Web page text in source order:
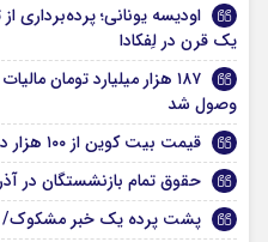
اودیسه‌ یونانی؛ پرده‌برداری
یک قرن در لِفکادا
وصول شد
قیمت بیت کوین از ۱۰۰ هزار دلار هم بیشتر می‌شود؟
حقوق تمام بازنشستگان در آذر ۱۴۰۳ افزایش یافت + مبلغ واریزی
پشت پرده یک خبر مشکوک/